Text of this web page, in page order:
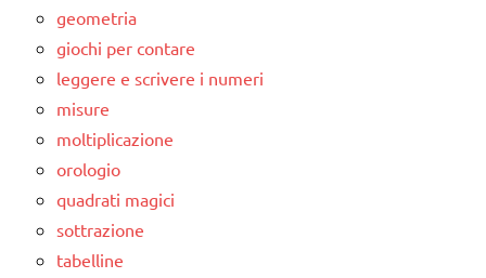
geometria
giochi per contare
leggere e scrivere i numeri
misure
moltiplicazione
orologio
quadrati magici
sottrazione
tabelline